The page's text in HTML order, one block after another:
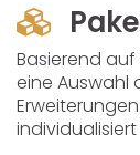
Basierend
eine Auswahl